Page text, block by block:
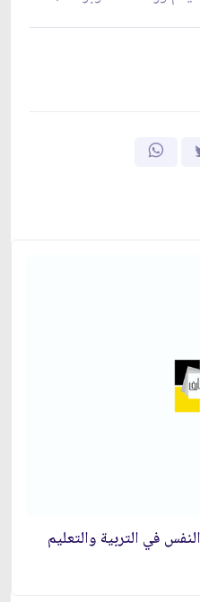
في التربية والتعليم‏